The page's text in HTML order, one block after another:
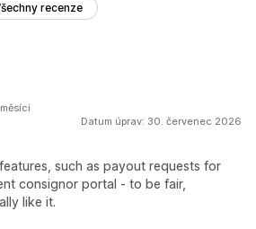
recenze
Datum úprav: 30. červenec 2026
such as payout requests for
consignor portal - to be fair,
like it.